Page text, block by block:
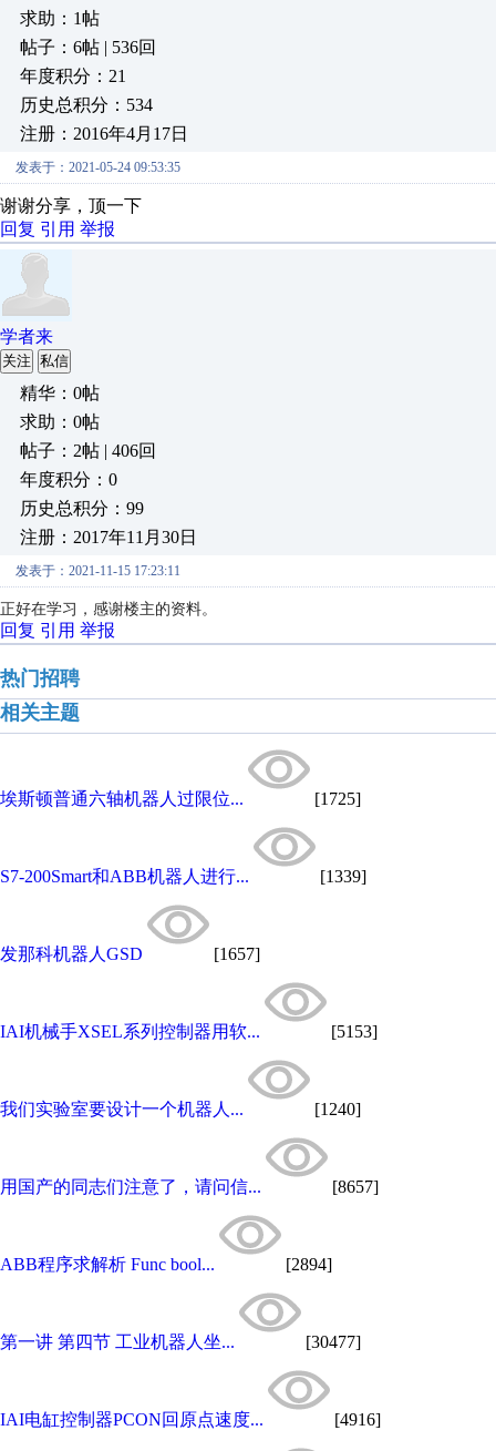
求助：1帖
帖子：6帖 | 536回
年度积分：21
历史总积分：534
注册：2016年4月17日
发表于：2021-05-24 09:53:35
谢谢分享，顶一下
回复 引用 举报
学者来
关注 私信
精华：0帖
求助：0帖
帖子：2帖 | 406回
年度积分：0
历史总积分：99
注册：2017年11月30日
发表于：2021-11-15 17:23:11
正好在学习，感谢楼主的资料。
回复 引用 举报
热门招聘
相关主题
埃斯顿普通六轴机器人过限位... [1725]
S7-200Smart和ABB机器人进行... [1339]
发那科机器人GSD [1657]
IAI机械手XSEL系列控制器用软... [5153]
我们实验室要设计一个机器人... [1240]
用国产的同志们注意了，请问信... [8657]
ABB程序求解析 Func bool... [2894]
第一讲 第四节 工业机器人坐... [30477]
IAI电缸控制器PCON回原点速度... [4916]